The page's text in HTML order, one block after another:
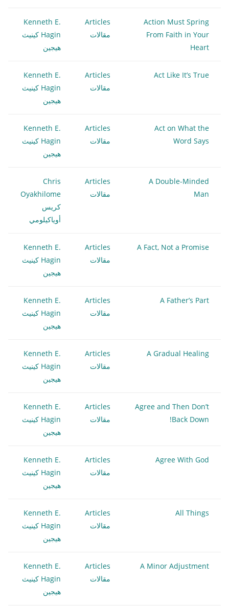
Action Must Spring
From Faith in Your
Heart
Articles
مقالات
Kenneth E.
Hagin كينيث
هيجين
Act Like It’s True
Articles
مقالات
Kenneth E.
Hagin كينيث
هيجين
Act on What the
Word Says
Articles
مقالات
Kenneth E.
Hagin كينيث
هيجين
A Double-Minded
Man
Articles
مقالات
Chris
Oyakhilome
كريس
أوياكيلومي
A Fact, Not a Promise
Articles
مقالات
Kenneth E.
Hagin كينيث
هيجين
A Father’s Part
Articles
مقالات
Kenneth E.
Hagin كينيث
هيجين
A Gradual Healing
Articles
مقالات
Kenneth E.
Hagin كينيث
هيجين
Agree and Then Don’t
Back Down!
Articles
مقالات
Kenneth E.
Hagin كينيث
هيجين
Agree With God
Articles
مقالات
Kenneth E.
Hagin كينيث
هيجين
All Things
Articles
مقالات
Kenneth E.
Hagin كينيث
هيجين
A Minor Adjustment
Articles
مقالات
Kenneth E.
Hagin كينيث
هيجين